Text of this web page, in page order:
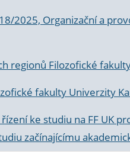
2025, Organizační a
regionů Filozofické
fakulty Univerzity
ke studiu na FF UK
začínajícímu